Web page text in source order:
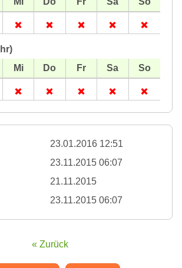
23.01.2016 12:51
23.11.2015 06:07
21.11.2015
23.11.2015 06:07
« Zurück